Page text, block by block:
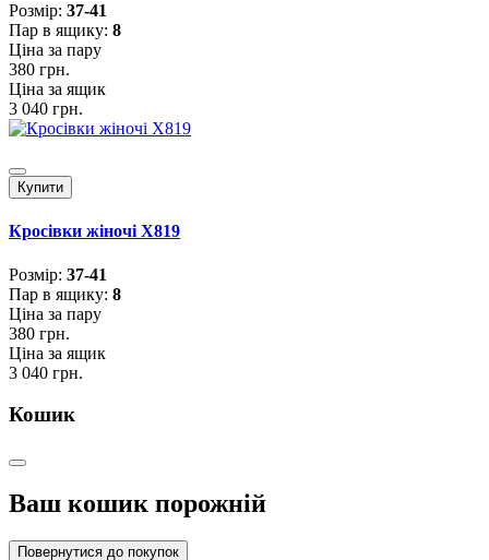
Розмiр: 37-41
Пар в ящику: 8
Ціна за пару
380 грн.
Ціна за ящик
3 040 грн.
Купити
Кросівки жіночі X819
Розмiр: 37-41
Пар в ящику: 8
Ціна за пару
380 грн.
Ціна за ящик
3 040 грн.
Кошик
Ваш кошик порожній
Повернутися до покупок